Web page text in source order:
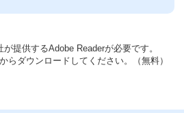
提供するAdobe Readerが必要です。
らダウンロードしてください。（無料）